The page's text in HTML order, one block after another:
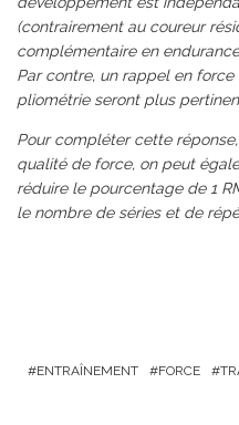
(contrairement au coureur
complémentaire en
Par contre, un rappel en
pliométrie seront plus
Pour compléter cette
qualité de force, on peut
réduire le pourcentage de 1
le nombre de séries et de
ENTRAÎNEMENT FORCE